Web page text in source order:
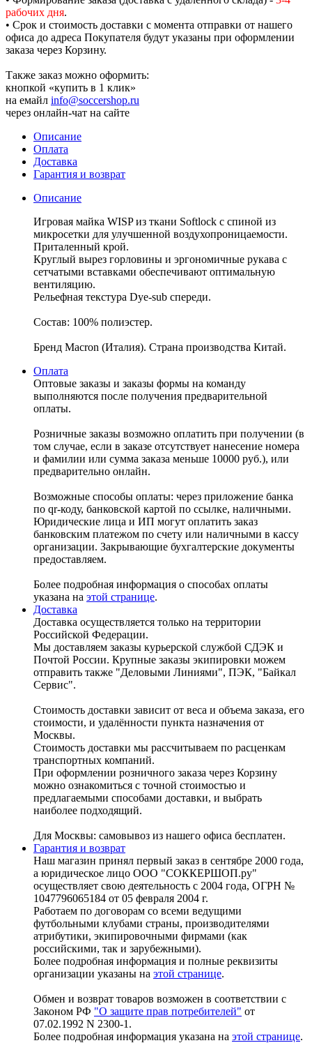
рабочих дня.
• Срок и стоимость доставки с момента отправки от нашего
офиса до адреса Покупателя будут указаны при оформлении
заказа через Корзину.
Также заказ можно оформить:
кнопкой «купить в 1 клик»
на емайл info@soccershop.ru
через онлайн-чат на сайте
Описание
Оплата
Доставка
Гарантия и возврат
Описание
Игровая майка WISP из ткани Softlock с ​​спиной из
микросетки для улучшенной воздухопроницаемости.
Приталенный крой.
Круглый вырез горловины и эргономичные рукава с
сетчатыми вставками обеспечивают оптимальную
вентиляцию.
Рельефная текстура Dye-sub спереди.
Состав: 100% полиэстер.
Бренд Macron (Италия). Страна производства Китай.
Оплата
Оптовые заказы и заказы формы на команду
выполняются после получения предварительной
оплаты.
Розничные заказы возможно оплатить при получении (в
том случае, если в заказе отсутствует нанесение номера
и фамилии или сумма заказа меньше 10000 руб.), или
предварительно онлайн.
Возможные способы оплаты: через приложение банка
по qr-коду, банковской картой по ссылке, наличными.
Юридические лица и ИП могут оплатить заказ
банковским платежом по счету или наличными в кассу
организации. Закрывающие бухгалтерские документы
предоставляем.
Более подробная информация о способах оплаты
указана на этой странице.
Доставка
Доставка осуществляется только на территории
Российской Федерации.
Мы доставляем заказы курьерской службой СДЭК и
Почтой России. Крупные заказы экипировки можем
отправить также "Деловыми Линиями", ПЭК, "Байкал
Сервис".
Стоимость доставки зависит от веса и объема заказа, его
стоимости, и удалённости пункта назначения от
Москвы.
Стоимость доставки мы рассчитываем по расценкам
транспортных компаний.
При оформлении розничного заказа через Корзину
можно ознакомиться с точной стоимостью и
предлагаемыми способами доставки, и выбрать
наиболее подходящий.
Для Москвы: самовывоз из нашего офиса бесплатен.
Гарантия и возврат
Наш магазин принял первый заказ в сентябре 2000 года,
а юридическое лицо ООО "СОККЕРШОП.ру"
осуществляет свою деятельность с 2004 года, ОГРН №
1047796065184 от 05 февраля 2004 г.
Работаем по договорам со всеми ведущими
футбольными клубами страны, производителями
атрибутики, экипировочными фирмами (как
российскими, так и зарубежными).
Более подробная информация и полные реквизиты
организации указаны на этой странице.
Обмен и возврат товаров возможен в соответствии с
Законом РФ "О защите прав потребителей" от
07.02.1992 N 2300-1.
Более подробная информация указана на этой странице.